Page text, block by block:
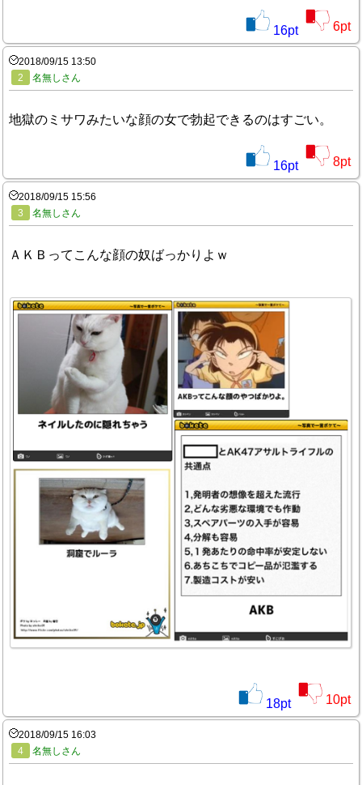
16pt 6pt
2018/09/15 13:50
2
名無しさん
地獄のミサワみたいな顔の女で勃起できるのはすごい。
16pt 8pt
2018/09/15 15:56
3
名無しさん
ＡＫＢってこんな顔の奴ばっかりよｗ
18pt 10pt
2018/09/15 16:03
4
名無しさん